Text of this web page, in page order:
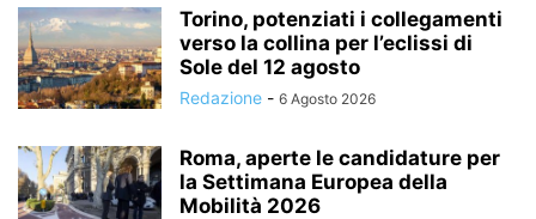
Torino, potenziati i collegamenti
verso la collina per l’eclissi di
Sole del 12 agosto
Redazione - 6 Agosto 2026
Roma, aperte le candidature per
la Settimana Europea della
Mobilità 2026